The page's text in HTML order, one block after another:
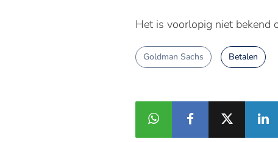
Het is voorlopig niet bekend
Goldman Sachs Betalen